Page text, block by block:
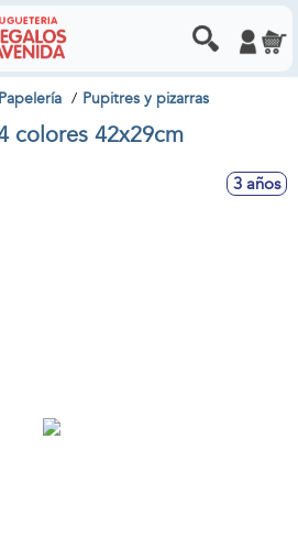
Papelería Pupitres y pizarras
colores 42x29cm
3 años